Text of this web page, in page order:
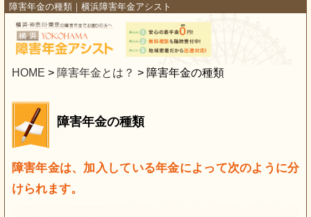
障害年金の種類｜横浜障害年金アシスト
HOME > 障害年金とは？ > 障害年金の種類
障害年金の種類
障害年金は、加入している年金によって次のように分
けられます。